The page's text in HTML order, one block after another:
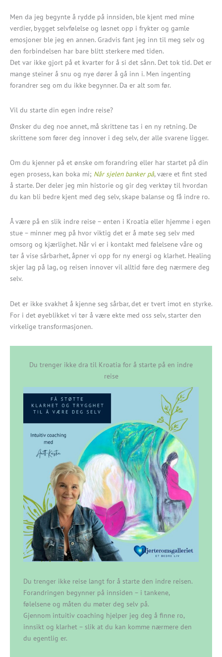
Men da jeg begynte å rydde på innsiden, ble kjent med mine
verdier, bygget selvfølelse og løsnet opp i frykter og gamle
emosjoner ble jeg en annen. Gradvis fant jeg inn til meg selv og
den forbindelsen har bare blitt sterkere med tiden.
Det var ikke gjort på et kvarter for å si det sånn. Det tok tid. Det er
mange steiner å snu og nye dører å gå inn i. Men ingenting
forandrer seg om du ikke begynner. Da er alt som før.
Vil du starte din egen indre reise?
Ønsker du deg noe annet, må skrittene tas i en ny retning. De
skrittene som fører deg innover i deg selv, der alle svarene ligger.
Om du kjenner på et ønske om forandring eller har startet på din
egen prosess, kan boka mi; Når sjelen banker på, være et fint sted
å starte. Der deler jeg min historie og gir deg verktøy til hvordan
du kan bli bedre kjent med deg selv, skape balanse og få indre ro.
Å være på en slik indre reise – enten i Kroatia eller hjemme i egen
stue – minner meg på hvor viktig det er å møte seg selv med
omsorg og kjærlighet. Når vi er i kontakt med følelsene våre og
tør å vise sårbarhet, åpner vi opp for ny energi og klarhet. Healing
skjer lag på lag, og reisen innover vil alltid føre deg nærmere deg
selv.
Det er ikke svakhet å kjenne seg sårbar, det er tvert imot en styrke.
For i det øyeblikket vi tør å være ekte med oss selv, starter den
virkelige transformasjonen.
Du trenger ikke dra til Kroatia for å starte på en indre
reise
Du trenger ikke reise langt for å starte den indre reisen.
Forandringen begynner på innsiden – i tankene,
følelsene og måten du møter deg selv på.
Gjennom intuitiv coaching hjelper jeg deg å finne ro,
innsikt og klarhet – slik at du kan komme nærmere den
du egentlig er.